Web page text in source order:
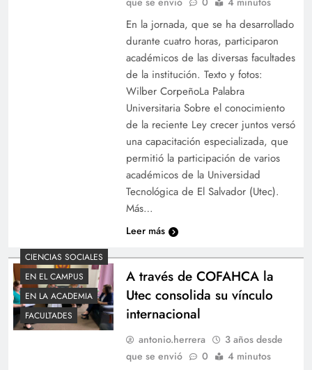
En la jornada, que se ha desarrollado
durante cuatro horas, participaron
académicos de las diversas facultades
de la institución. Texto y fotos:
Wilber CorpeñoLa Palabra
Universitaria Sobre el conocimiento
de la reciente Ley crecer juntos versó
una capacitación especializada, que
permitió la participación de varios
académicos de la Universidad
Tecnológica de El Salvador (Utec).
Más…
Leer más
CIENCIAS SOCIALES
EN EL CAMPUS
EN LA ACADEMIA
FACULTADES
A través de COFAHCA la
Utec consolida su vínculo
internacional
antonio.herrera
3 años desde
que se envió
0 4 minutos